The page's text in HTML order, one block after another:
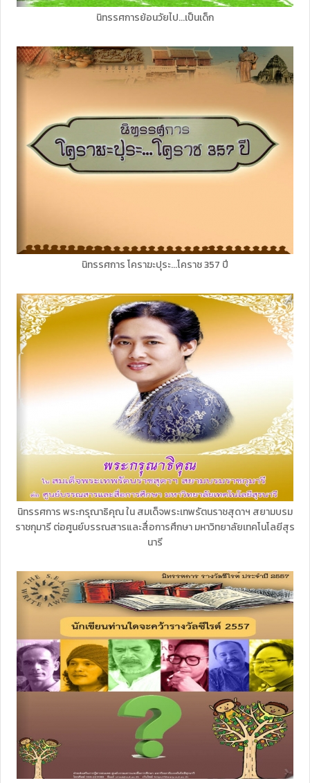
นิทรรศการย้อนวัยไป...เป็นเด็ก
นิทรรศการ โคราฆะปุระ...โคราช 357 ปี
นิทรรศการ พระกรุณาธิคุณ ใน สมเด็จพระเทพรัตนราชสุดาฯ สยามบรม
ราชกุมารี ต่อศูนย์บรรณสารและสื่อการศึกษา มหาวิทยาลัยเทคโนโลยีสุร
นารี